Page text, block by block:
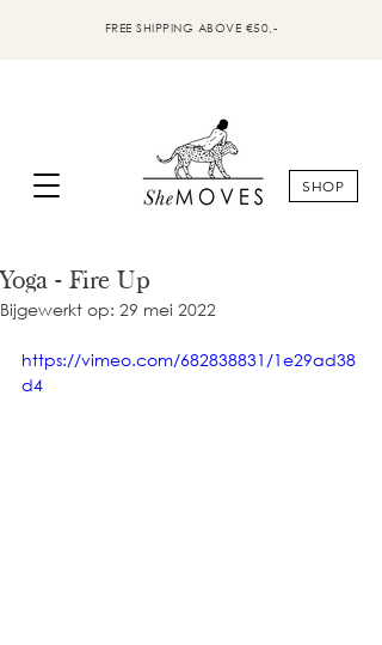
FREE SHIPPING ABOVE €50,-
SHOP
Yoga - Fire Up
Bijgewerkt op: 29 mei 2022
https://vimeo.com/682838831/1e29ad38
d4